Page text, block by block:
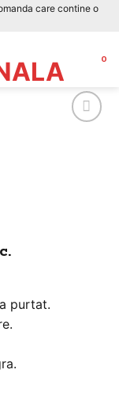
care contine o
0
purtat.